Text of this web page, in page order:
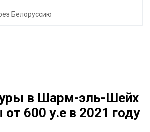
Белоруссию
в Шарм-эль-Шейх
600 у.е в 2021 году